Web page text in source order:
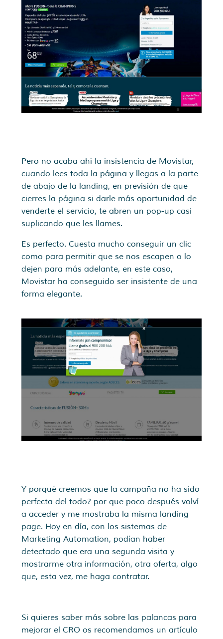
Pero no acaba ahí la insistencia de Movistar,
cuando lees toda la página y llegas a la parte
de abajo de la landing, en previsión de que
cierres la página si darle más oportunidad de
venderte el servicio, te abren un pop-up casi
suplicando que les llames.
Es perfecto. Cuesta mucho conseguir un clic
como para permitir que se nos escapen o lo
dejen para más adelante, en este caso,
Movistar ha conseguido ser insistente de una
forma elegante.
Y porqué creemos que la campaña no ha sido
perfecta del todo? por que poco después volví
a acceder y me mostraba la misma landing
page. Hoy en día, con los sistemas de
Marketing Automation, podían haber
detectado que era una segunda visita y
mostrarme otra información, otra oferta, algo
que, esta vez, me haga contratar.
Si quieres saber más sobre las palancas para
mejorar el CRO os recomendamos un artículo